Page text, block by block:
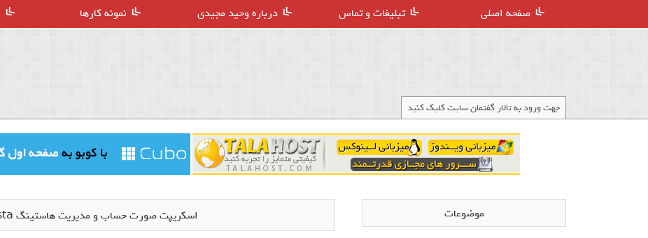
صفحه اصلی تبلیغات و تماس درباره وحید مجیدی نمونه کارها
جهت ورود به تالار گفتمان سایت کلیک کنید
اسکریپت صورت حساب و مدیریت هاستینگ Blesta نسخه 3.4.1 موضوعات